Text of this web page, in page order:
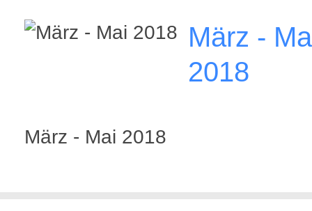
März -
2018
März - Mai 2018